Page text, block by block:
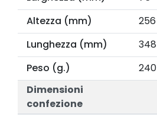
Altezza (mm)
256
Lunghezza (mm)
348
Peso (g.)
240
Dimensioni
confezione